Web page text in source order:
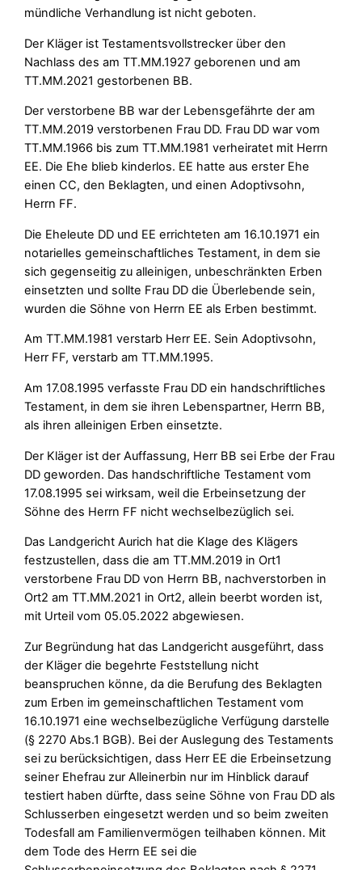
mündliche Verhandlung ist nicht geboten.
Der Kläger ist Testamentsvollstrecker über den
Nachlass des am TT.MM.1927 geborenen und am
TT.MM.2021 gestorbenen BB.
Der verstorbene BB war der Lebensgefährte der am
TT.MM.2019 verstorbenen Frau DD. Frau DD war vom
TT.MM.1966 bis zum TT.MM.1981 verheiratet mit Herrn
EE. Die Ehe blieb kinderlos. EE hatte aus erster Ehe
einen CC, den Beklagten, und einen Adoptivsohn,
Herrn FF.
Die Eheleute DD und EE errichteten am 16.10.1971 ein
notarielles gemeinschaftliches Testament, in dem sie
sich gegenseitig zu alleinigen, unbeschränkten Erben
einsetzten und sollte Frau DD die Überlebende sein,
wurden die Söhne von Herrn EE als Erben bestimmt.
Am TT.MM.1981 verstarb Herr EE. Sein Adoptivsohn,
Herr FF, verstarb am TT.MM.1995.
Am 17.08.1995 verfasste Frau DD ein handschriftliches
Testament, in dem sie ihren Lebenspartner, Herrn BB,
als ihren alleinigen Erben einsetzte.
Der Kläger ist der Auffassung, Herr BB sei Erbe der Frau
DD geworden. Das handschriftliche Testament vom
17.08.1995 sei wirksam, weil die Erbeinsetzung der
Söhne des Herrn FF nicht wechselbezüglich sei.
Das Landgericht Aurich hat die Klage des Klägers
festzustellen, dass die am TT.MM.2019 in Ort1
verstorbene Frau DD von Herrn BB, nachverstorben in
Ort2 am TT.MM.2021 in Ort2, allein beerbt worden ist,
mit Urteil vom 05.05.2022 abgewiesen.
Zur Begründung hat das Landgericht ausgeführt, dass
der Kläger die begehrte Feststellung nicht
beanspruchen könne, da die Berufung des Beklagten
zum Erben im gemeinschaftlichen Testament vom
16.10.1971 eine wechselbezügliche Verfügung darstelle
(§ 2270 Abs.1 BGB). Bei der Auslegung des Testaments
sei zu berücksichtigen, dass Herr EE die Erbeinsetzung
seiner Ehefrau zur Alleinerbin nur im Hinblick darauf
testiert haben dürfte, dass seine Söhne von Frau DD als
Schlusserben eingesetzt werden und so beim zweiten
Todesfall am Familienvermögen teilhaben können. Mit
dem Tode des Herrn EE sei die